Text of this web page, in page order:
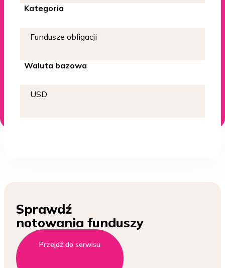
Kategoria
Fundusze obligacji
Waluta bazowa
USD
Sprawdź
notowania funduszy
Przejdź do serwisu